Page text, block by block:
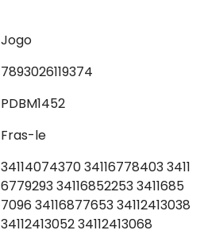
Jogo
7893026119374
PDBM1452
Fras-le
34114074370 34116778403 3411
6779293 34116852253 3411685
7096 34116877653 34112413038
34112413052 34112413068